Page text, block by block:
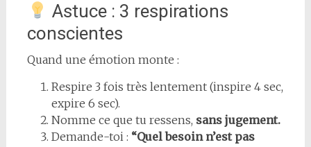
Astuce : 3 respirations
conscientes
Quand une émotion monte :
Respire 3 fois très lentement (inspire 4 sec,
expire 6 sec).
Nomme ce que tu ressens, sans jugement.
Demande-toi : “Quel besoin n’est pas